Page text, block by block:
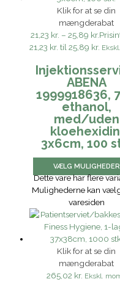
Klik for at se din
mængderabat
21,23 kr. – 25,89 kr.
21,23 kr. til 25,89 kr.
ABENA
1999918636,
ethanol,
med/uden
3x6cm, 100
VÆLG MULIGHEDER
Dette vare har flere
Mulighederne kan
varesiden
Klik for at se din
mængderabat
265,02 kr. Ekskl.